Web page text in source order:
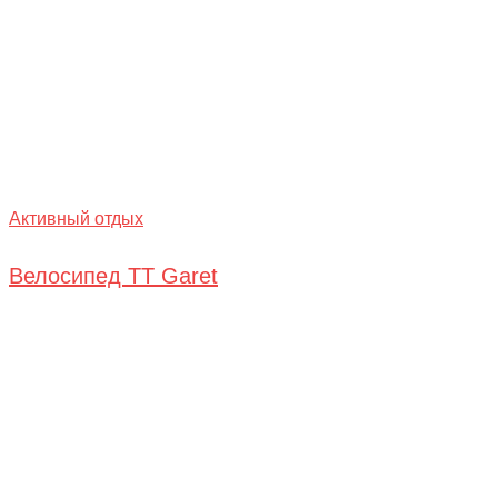
Активный отдых
Велосипед TT Garet